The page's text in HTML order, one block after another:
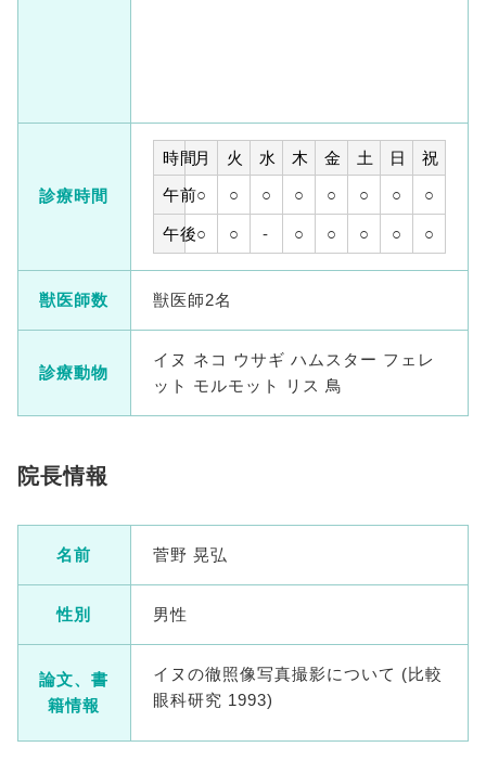
診療時間
時間月 火 水 木 金 土 日
祝
午前○ ○ ○ ○ ○ ○ ○ ○
午後○ ○ - ○ ○ ○ ○ ○
獣医師数 獣医師2名
診療動物
イヌ ネコ ウサギ ハムスター フェレ
ット モルモット リス 鳥
院長情報
名前 菅野 晃弘
性別 男性
論文、書
籍情報
イヌの徹照像写真撮影について (比較
眼科研究 1993)